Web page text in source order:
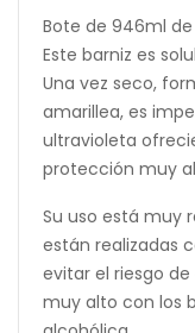
Bote de 946ml
Este barniz es
Una vez seco,
amarillea, es
ultravioleta
protección muy
Su uso está muy
están realizadas
evitar el riesgo
muy alto con los